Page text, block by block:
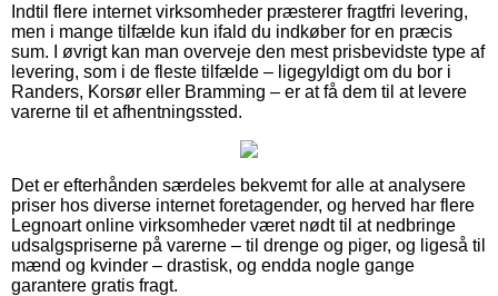
Indtil flere internet virksomheder præsterer fragtfri levering,
men i mange tilfælde kun ifald du indkøber for en præcis
sum. I øvrigt kan man overveje den mest prisbevidste type af
levering, som i de fleste tilfælde – ligegyldigt om du bor i
Randers, Korsør eller Bramming – er at få dem til at levere
varerne til et afhentningssted.
Det er efterhånden særdeles bekvemt for alle at analysere
priser hos diverse internet foretagender, og herved har flere
Legnoart online virksomheder været nødt til at nedbringe
udsalgspriserne på varerne – til drenge og piger, og ligeså til
mænd og kvinder – drastisk, og endda nogle gange
garantere gratis fragt.